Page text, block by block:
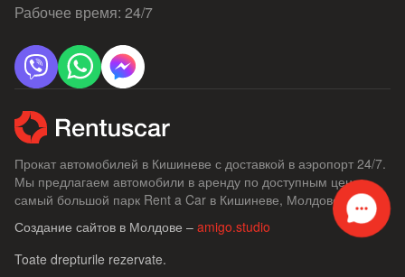
Прокат автомобилей в Кишиневе с доставкой в ​​аэропорт 24/7.
Мы предлагаем автомобили в аренду по доступным ценам,
самый большой парк Rent a Car в Кишиневе, Молдове.
Создание сайтов в Молдове – amigo.studio
Toate drepturile rezervate.
Рабочее время: 24/7